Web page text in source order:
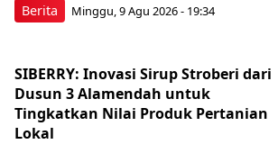
Berita Minggu, 9 Agu 2026 - 19:34
SIBERRY: Inovasi Sirup Stroberi dari
Dusun 3 Alamendah untuk
Tingkatkan Nilai Produk Pertanian
Lokal